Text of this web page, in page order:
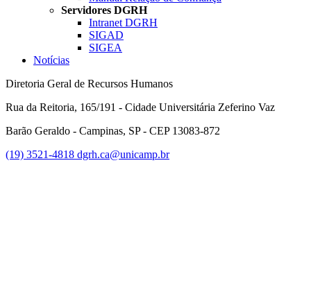
Servidores DGRH
Intranet DGRH
SIGAD
SIGEA
Notícias
Diretoria Geral de Recursos Humanos
Rua da Reitoria, 165/191 - Cidade Universitária Zeferino Vaz
Barão Geraldo - Campinas, SP - CEP 13083-872
(19) 3521-4818 dgrh.ca@unicamp.br